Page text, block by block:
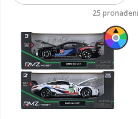
25